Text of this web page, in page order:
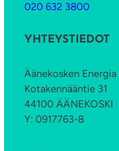
020 632 3800
YHTEYSTIEDOT
Äänekosken Energia
Kotakennääntie 31
44100 ÄÄNEKOSKI
Y: 0917763-8